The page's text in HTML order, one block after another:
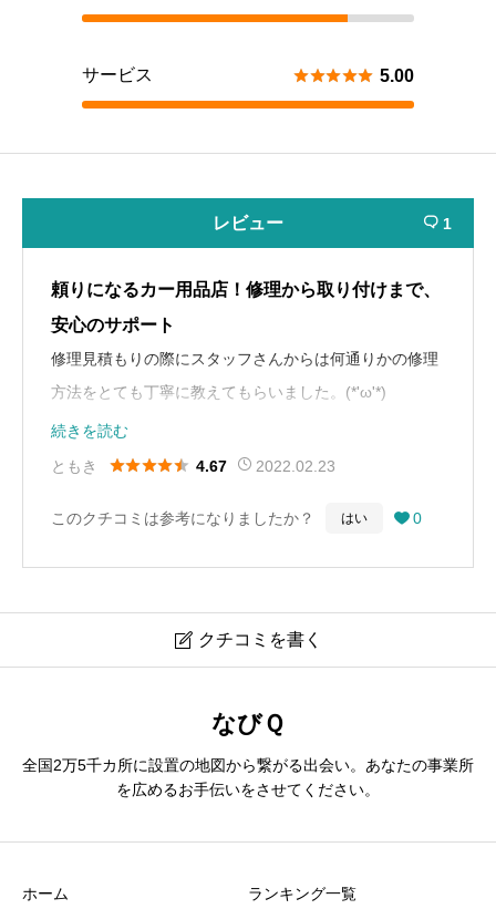
サービス  5.00
レビュー  1
頼りになるカー用品店！修理から取り付けまで、
安心のサポート
修理見積もりの際にスタッフさんからは何通りかの修理
方法をとても丁寧に教えてもらいました。(*'ω'*)
スタッフさんの知識と経験が豊富で、最新のナビやオー
ディオ機器の取り付けはもちろん、メーカー修理が終了
す！
続きを読む
ともき
 4.67 2022.02.23
このクチコミは参考になりましたか？ はい  0
 クチコミを書く
ニックネーム 必須
なびＱ
全国2万5千カ所に設置の地図から繋がる出会い。あなたの事業所
を広めるお手伝いをさせてください。
ホーム ランキング一覧